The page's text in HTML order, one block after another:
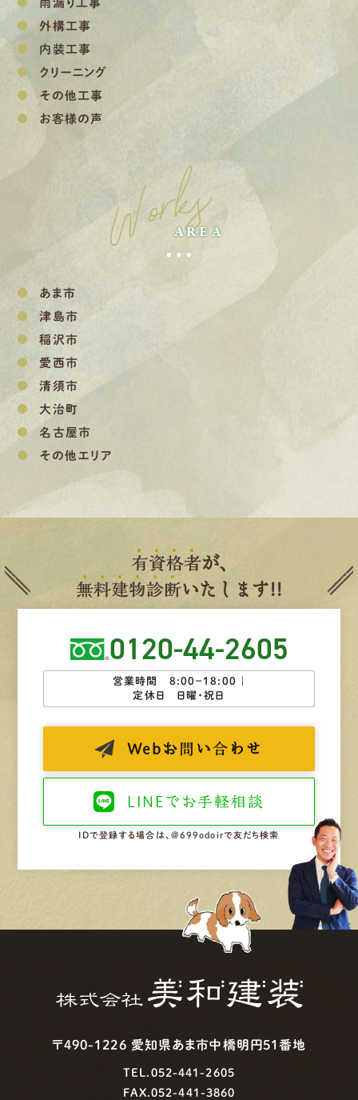
雨漏り工事
外構工事
内装工事
クリーニング
その他工事
お客様の声
Works
AREA
あま市
津島市
稲沢市
愛西市
清須市
大治町
名古屋市
その他エリア
有資格者が、
無料建物診断いたします!!
0120-44-2605
営業時間 8:00−18:00 ｜
定休日 日曜・祝日
Web お問い合わせ
LINEで お手軽相談
IDで登録する場合は、@699odoirで友だち検索
〒490-1226 愛知県あま市中橋明円51番地
TEL.052-441-2605
FAX.052-441-3860